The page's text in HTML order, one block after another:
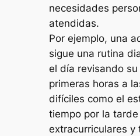
necesidades
atendidas.
Por ejemplo, una
sigue una rutina
el día revisando
primeras horas a
difíciles como el
tiempo por la
extracurriculares y